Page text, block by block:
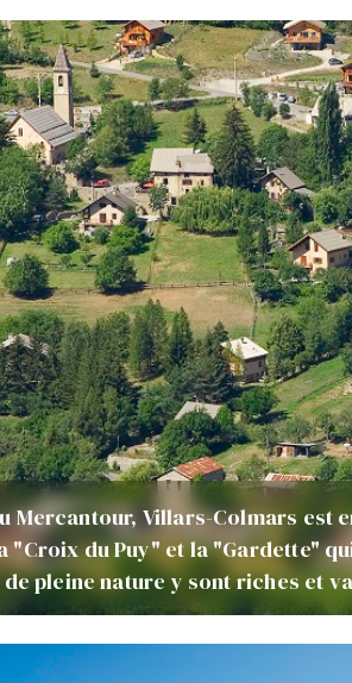
Mercantour, Villars-Colmars est
"Croix du Puy" et la "Gardette"
pleine nature y sont riches et